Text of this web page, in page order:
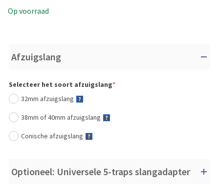
Op voorraad
Afzuigslang
Selecteer het soort afzuigslang*(required)
32mm afzuigslang
?
38mm of 40mm afzuigslang ?
Conische afzuigslang ?
Optioneel: Universele 5-traps slangadapter